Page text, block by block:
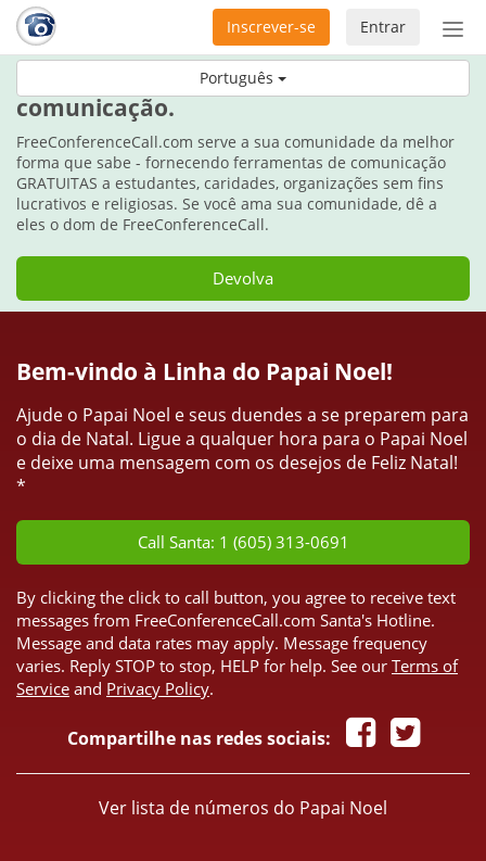
Português
Entrar
Inscrever-se
Durante as festas, dê o dom da
comunicação.
FreeConferenceCall.com serve a sua comunidade da melhor
forma que sabe - fornecendo ferramentas de comunicação
GRATUITAS a estudantes, caridades, organizações sem fins
lucrativos e religiosas. Se você ama sua comunidade, dê a
eles o dom de FreeConferenceCall.
Devolva
Bem-vindo à Linha do Papai Noel!
Ajude o Papai Noel e seus duendes a se preparem para
o dia de Natal. Ligue a qualquer hora para o Papai Noel
e deixe uma mensagem com os desejos de Feliz Natal!
*
Call Santa: 1 (605) 313-0691
By clicking the click to call button, you agree to receive text
messages from FreeConferenceCall.com Santa's Hotline.
Message and data rates may apply. Message frequency
varies. Reply STOP to stop, HELP for help. See our Terms of
Service and Privacy Policy.
Compartilhe nas redes sociais:
Ver lista de números do Papai Noel